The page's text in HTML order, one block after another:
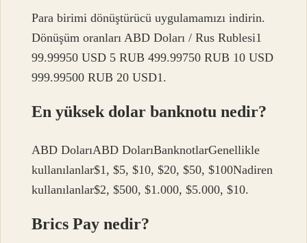
Para birimi dönüştürücü uygulamamızı indirin.
Dönüşüm oranları ABD Doları / Rus Rublesi1
99.99950 USD 5 RUB 499.99750 RUB 10 USD
999.99500 RUB 20 USD1.
En yüksek dolar banknotu nedir?
ABD DolarıABD DolarıBanknotlarGenellikle
kullanılanlar$1, $5, $10, $20, $50, $100Nadiren
kullanılanlar$2, $500, $1.000, $5.000, $10.
Brics Pay nedir?